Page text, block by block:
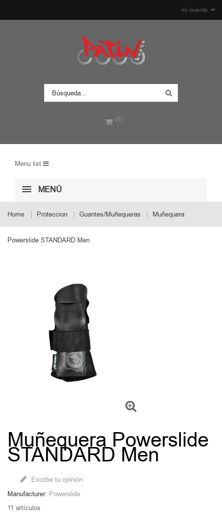
mi cuenta
(0)
Menu list
MENÚ
Home Proteccion Guantes/Muñequeras Muñequera
Powerslide STANDARD Men
Muñequera Powerslide
STANDARD Men
Escribe tu opinión
Manufacturer: Powerslide
11 artículos